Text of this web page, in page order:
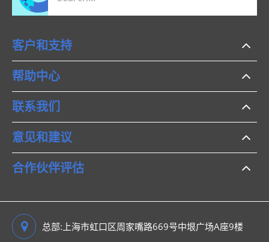
客户和支持
帮助中心
联系我们
意见和建议
合作伙伴评估
总部:上海市虹口区周家嘴路669号中垠广场A座9楼